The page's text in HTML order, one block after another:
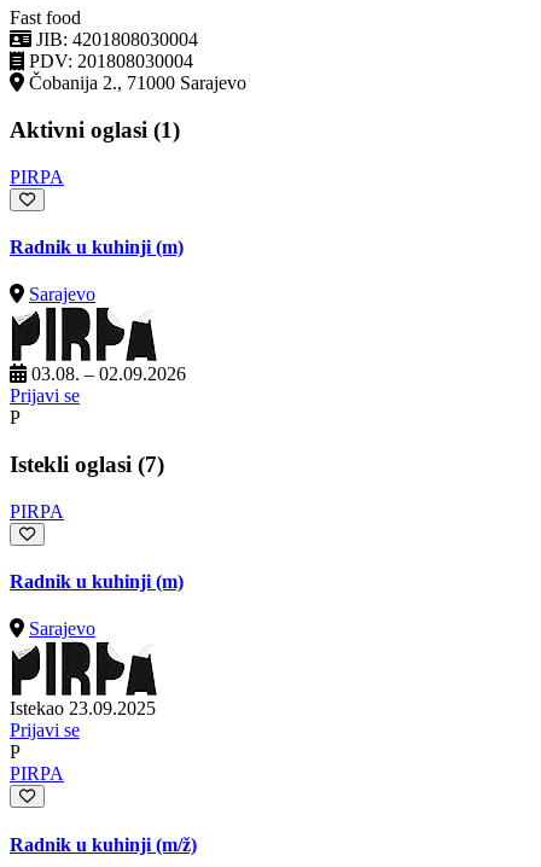
Fast food
JIB: 4201808030004
PDV: 201808030004
Čobanija 2., 71000 Sarajevo
Aktivni oglasi (1)
PIRPA
Radnik u kuhinji (m)
Sarajevo
03.08. – 02.09.2026
Prijavi se
P
Istekli oglasi (7)
PIRPA
Radnik u kuhinji (m)
Sarajevo
Istekao 23.09.2025
Prijavi se
P
PIRPA
Radnik u kuhinji (m/ž)